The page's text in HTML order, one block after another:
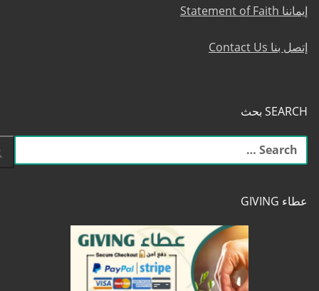
إيماننا Statement of Faith
إتصل بنا Contact Us
SEARCH بحث
البحث
عن:
عطاء GIVING